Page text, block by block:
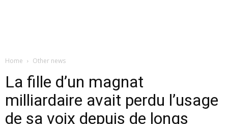
Home Other news
La fille d’un magnat
milliardaire avait perdu l’usage
de sa voix depuis de longs